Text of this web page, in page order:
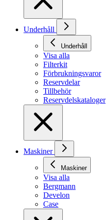
Underhåll
Underhåll
Visa alla
Filterkit
Förbrukningsvaror
Reservdelar
Tillbehör
Reservdelskataloger
Maskiner
Maskiner
Visa alla
Bergmann
Develon
Case